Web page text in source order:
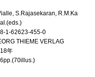
S.Rajasekaran, R.M.Ka
1-62623-455-0
THIEME VERLAG
年